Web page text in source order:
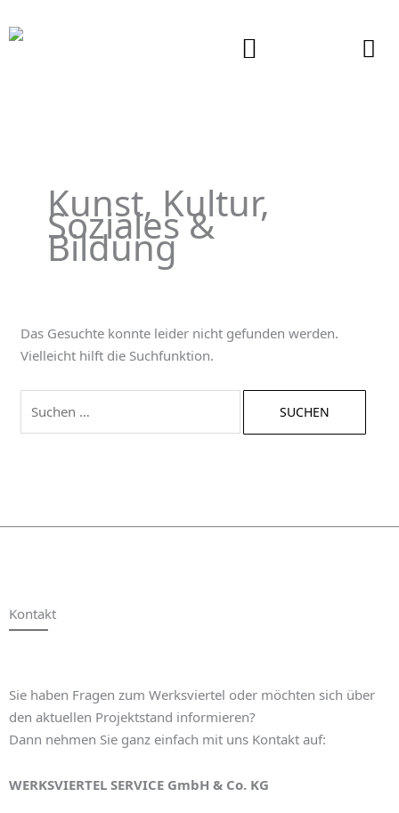
Inhalt
Kunst, Kultur,
Soziales &
Bildung
Das Gesuchte konnte leider nicht gefunden werden.
Vielleicht hilft die Suchfunktion.
Kontakt
Sie haben Fragen zum Werksviertel oder möchten sich über
den aktuellen Projektstand informieren?
Dann nehmen Sie ganz einfach mit uns Kontakt auf:
WERKSVIERTEL SERVICE GmbH & Co. KG